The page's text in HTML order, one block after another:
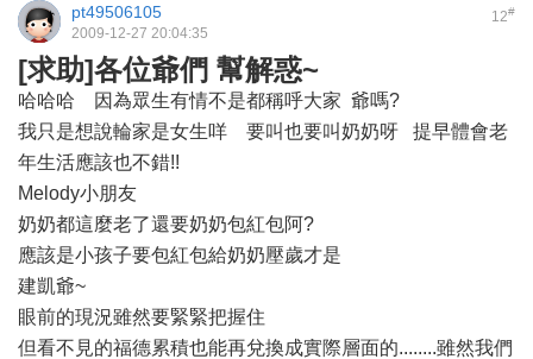
12#
pt49506105
2009-12-27 20:04:35
[求助]各位爺們 幫解惑~
哈哈哈 因為眾生有情不是都稱呼大家 爺嗎?
我只是想說輪家是女生咩 要叫也要叫奶奶呀 提早體會老
年生活應該也不錯!!
Melody小朋友
奶奶都這麼老了還要奶奶包紅包阿?
應該是小孩子要包紅包給奶奶壓歲才是
建凱爺~
眼前的現況雖然要緊緊把握住
但看不見的福德累積也能再兌換成實際層面的........雖然我們